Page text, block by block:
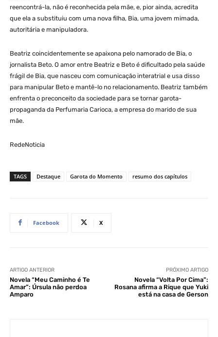
reencontrá-la, não é reconhecida pela mãe, e, pior ainda, acredita
que ela a substituiu com uma nova filha, Bia, uma jovem mimada,
autoritária e manipuladora.
Beatriz coincidentemente se apaixona pelo namorado de Bia, o
jornalista Beto. O amor entre Beatriz e Beto é dificultado pela saúde
frágil de Bia, que nasceu com comunicação interatrial e usa disso
para manipular Beto e mantê-lo no relacionamento. Beatriz também
enfrenta o preconceito da sociedade para se tornar garota-
propaganda da Perfumaria Carioca, a empresa do marido de sua
mãe.
RedeNoticia
TAGS Destaque Garota do Momento resumo dos capítulos
Facebook X
ARTIGO ANTERIOR
Novela “Meu Caminho é Te
Amar”: Úrsula não perdoa
Amparo
PRÓXIMO ARTIGO
Novela “Volta Por Cima”:
Rosana afirma a Rique que Yuki
está na casa de Gerson